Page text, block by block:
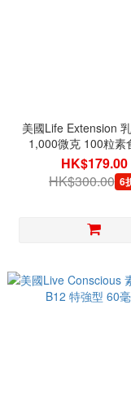
美國Life Extension
1,000微克 100粒素
HK$179.00
HK$300.00 6